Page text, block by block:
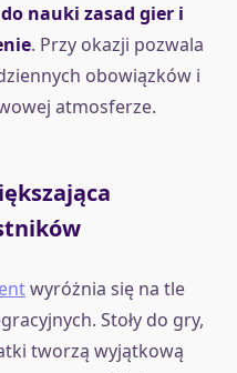
nauki zasad gier i
. Przy okazji pozwala
obowiązków i
atmosferze.
wyróżnia się na tle
Stoły do gry,
tworzą wyjątkową